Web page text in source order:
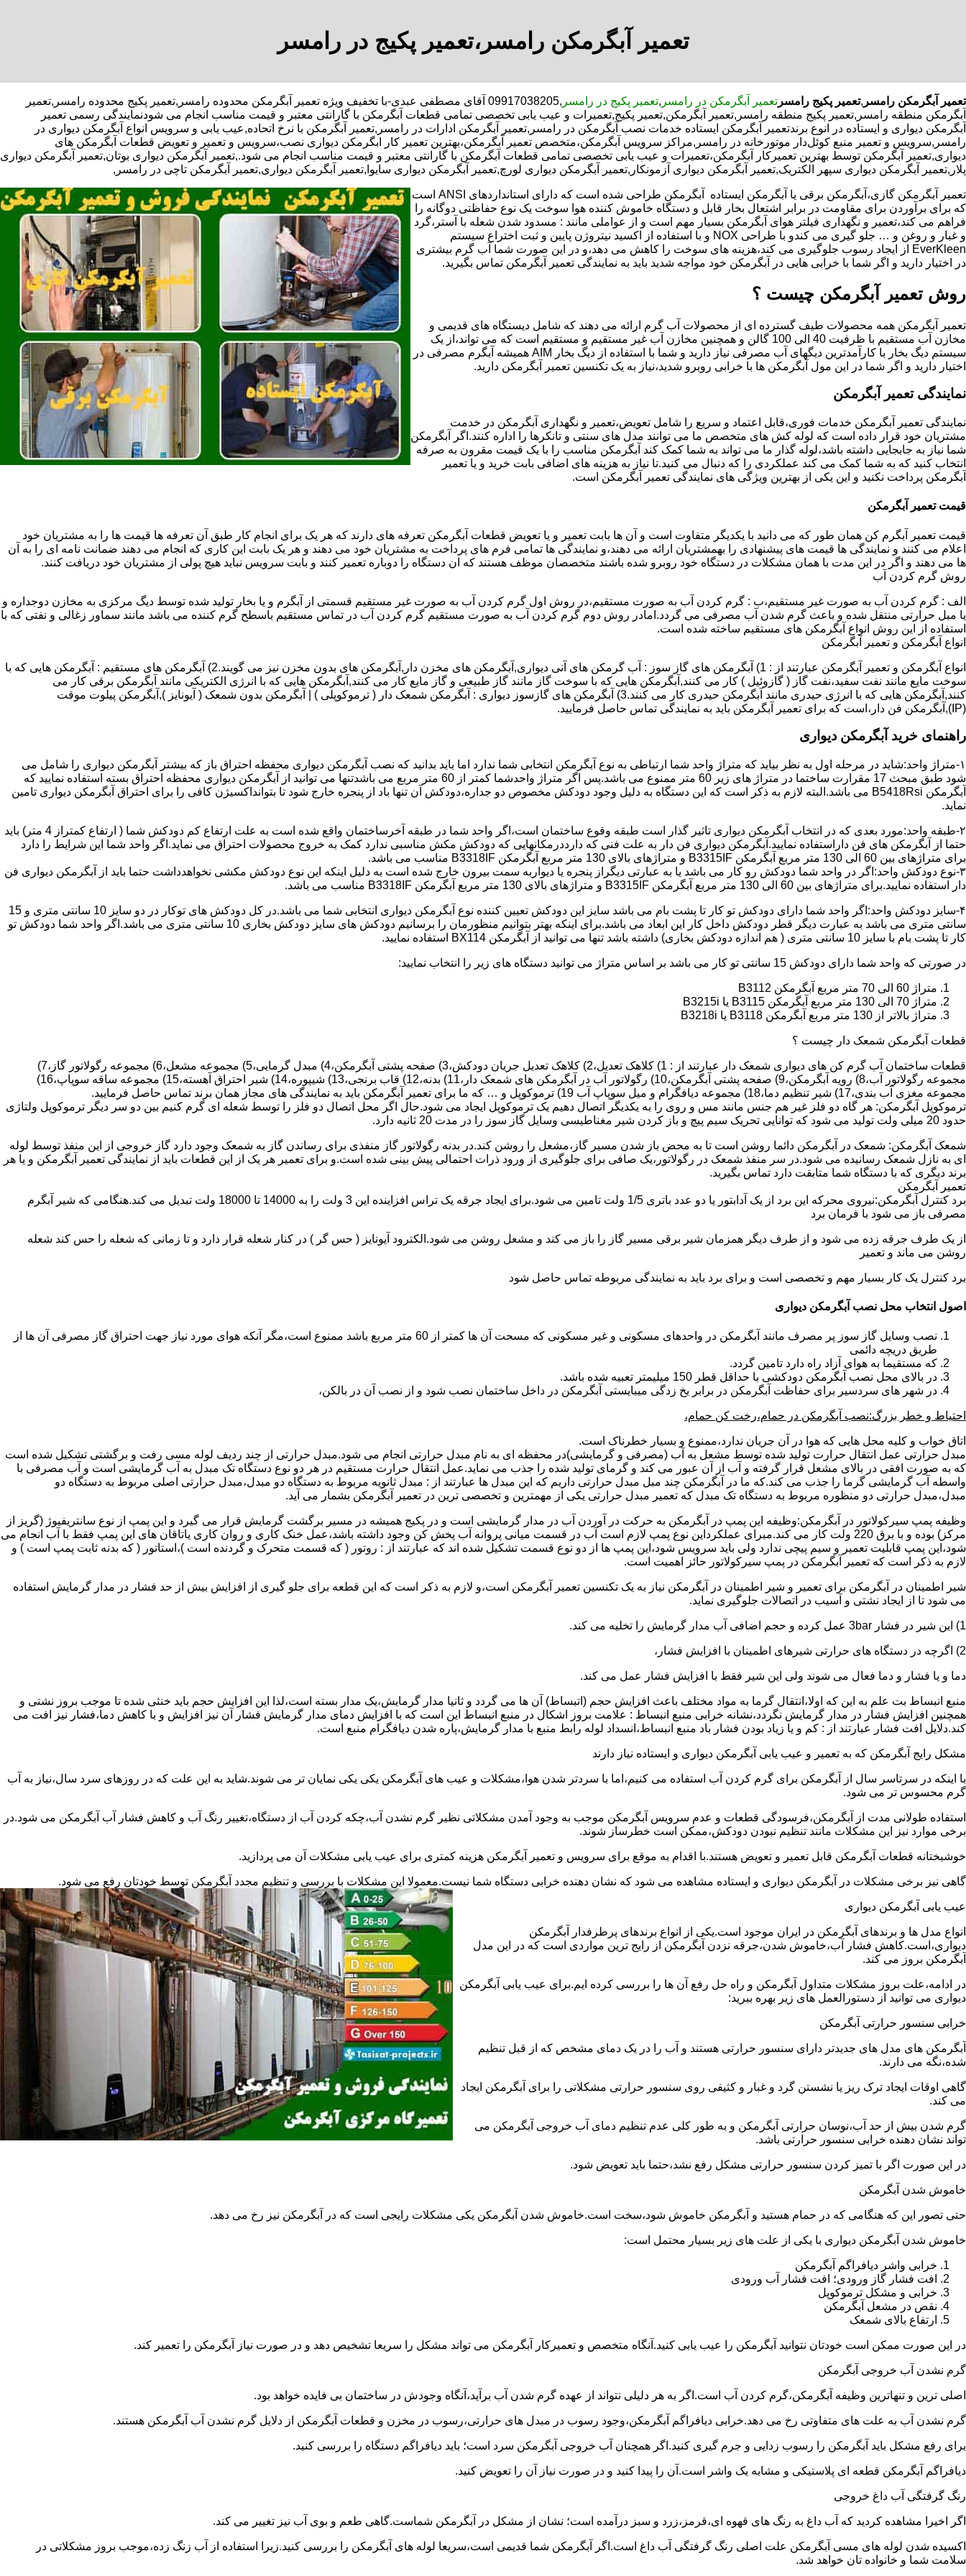
تعمیر آبگرمکن رامسر،تعمیر پکیج در رامسر
تعمیر آبگرمکن رامسر ,تعمیر پکیج رامسر تعمیر آبگرمکن در رامسر ,تعمیر پکیج در رامسر
,09917038205 آقای مصطفی عبدی-با تخفیف ویژه تعمیر آبگرمکن محدوده رامسر,تعمیر پکیج محدوده رامسر,تعمیر
آبگرمکن منطقه رامسر,تعمیر پکیج منطقه رامسر,تعمیر آبگرمکن,تعمیر پکیج,تعمیرات و عیب یابی تخصصی تمامی قطعات آبگرمکن با گارانتی معتبر و قیمت مناسب انجام می شودنمایندگی رسمی تعمیر
آبگرمکن دیواری و ایستاده در انوع برندتعمیر آبگرمکن ایستاده خدمات نصب آبگرمکن در رامسر,تعمیر آبگرمکن ادارات در رامسر,تعمیر آبگرمکن با نرخ اتحاده,عیب یابی و سرویس انواع آبگرمکن دیواری در
رامسر,سرویس و تعمیر منبع کوئل‌دار موتورخانه در رامسر,مراکز سرویس آبگرمکن،متخصص تعمیر آبگرمکن،بهترین تعمیر کار ابگرمکن دیواری نصب،سرویس و تعمیر و تعویض قطعات آبگرمکن های
دیواری,تعمیر آبگرمکن توسط بهترین تعمیرکار آبگرمکن،تعمیرات و عیب یابی تخصصی تمامی قطعات آبگرمکن با گارانتی معتبر و قیمت مناسب انجام می شود.,تعمیر آبگرمکن دیواری بوتان,تعمیر آبگرمکن دیواری
پلار,تعمیر آبگرمکن دیواری سپهر الکتریک,تعمیر آبگرمکن دیواری آزمونکار,تعمیر آبگرمکن دیواری لورچ,تعمیر آبگرمکن دیواری سایوا,تعمیر آبگرمکن دیواری,تعمیر آبگرمکن تاچی در رامسر,
تعمیر آبگرمکن گازی،آبگرمکن برقی یا آبگرمکن ایستاده ​ آبگرمکن طراحی شده است که دارای استانداردهای ANSI است
که برای برآوردن برای مقاومت در برابر اشتعال بخار قابل و دستگاه خاموش کننده هوا سوخت یک نوع حفاظتی دوگانه را
فراهم می کند،تعمیر و نگهداری فیلتر هوای آبگرمکن بسیار مهم است و از عواملی مانند : مسدود شدن شعله با آستر،گرد
و غبار و روغن و … جلو گیری می کندو با طراحی NOX و با استفاده از اکسید نیتروژن پایین و ثبت اختراع سیستم
EverKleen از ایجاد رسوب جلوگیری می کند،هزینه های سوخت را کاهش می دهد،و در این صورت شما آب گرم بیشتری
در اختیار دارید و اگر شما با خرابی هایی در آبگرمکن خود مواجه شدید باید به نمایندگی تعمیر آبگرمکن تماس بگیرید.
روش تعمیر آبگرمکن چیست ؟
تعمیر آبگرمکن همه محصولات طیف گسترده ای از محصولات آب گرم ارائه می دهند که شامل دیستگاه های قدیمی و
مخازن آب مستقیم با ظرفیت 40 الی 100 گالن و همچنین مخازن آب غیر مستقیم و مستقیم است که می تواند،از یک
سیستم دیگ بخار با کارآمدترین دیگهای آب مصرفی نیاز دارید و شما با استفاده از دیگ بخار AIM همیشه آبگرم مصرفی در
اختیار دارید و اگر شما در این مول آبگرمکن ها با خرابی روبرو شدید،نیاز به یک تکنسین تعمیر آبگرمکن دارید.
نمایندگی تعمیر آبگرمکن
نمایندگی تعمیر آبگرمکن خدمات فوری،قابل اعتماد و سریع را شامل تعویض،تعمیر و نگهداری آبگرمکن در خدمت
مشتریان خود قرار داده است که لوله کش های متخصص ما می توانند مدل های سنتی و تانکرها را اداره کنند.اگر آبگرمکن
شما نیاز به جابجایی داشته باشد،لوله گذار ما می تواند به شما کمک کند آبگرمکن مناسب را با یک قیمت مقرون به صرفه
انتخاب کنید که به شما کمک می کند عملکردی را که دنبال می کنید.تا نیاز به هزینه های اضافی بابت خرید و یا تعمیر
آبگرمکن پرداخت نکنید و این یکی از بهترین ویژگی های نمایندگی تعمیر آبگرمکن است.
قیمت تعمیر آبگرمکن
قیمت تعمیر آبگرم کن همان طور که می دانید با یکدیگر متفاوت است و آن ها بابت تعمیر و یا تعویض قطعات آبگرمکن تعرفه های دارند که هر یک برای انجام کار طبق آن تعرفه ها قیمت ها را به مشتریان خود
اعلام می کنند و نمایندگی ها قیمت های پیشنهادی را بهمشتریان ارائه می دهند،و نمایندگی ها تمامی فرم های پرداخت به مشتریان خود می دهند و هر یک بابت این کاری که انجام می دهند ضمانت نامه ای را به آن
ها می دهند و اگر در این مدت با همان مشکلات در دستگاه خود روبرو شده باشند متخصصان موظف هستند که ان دستگاه را دوباره تعمیر کنند و بابت سرویس نباید هیچ پولی از مشتریان خود دریافت کنند.
روش گرم کردن آب
الف : گرم کردن آب به صورت غیر مستقیم،ب : گرم کردن آب به صورت مستقیم،در روش اول گرم کردن آب به صورت غیر مستقیم قسمتی از آبگرم و یا بخار تولید شده توسط دیگ مرکزی به مخازن دوجداره و
یا مبل حرارتی منتقل شده و باعث گرم شدن آب مصرفی می گردد.امادر روش دوم گرم کردن آب به صورت مستقیم گرم کردن آب در تماس مستقیم باسطح گرم کننده می باشد مانند سماور زغالی و نفتی که با
استفاده از این روش انواع آبگرمکن های مستقیم ساخته شده است.
انواع آبگرمکن و تعمیر آبگرمکن
انواع آبگرمکن و تعمیر آبگرمکن عبارتند از : 1) آبگرمکن های گاز سوز : آب گرمکن های آنی دیواری,آبگرمکن های مخزن دار,آبگرمکن های بدون مخزن نیز می گویند.2) آبگرمکن های مستقیم : آبگرمکن هایی که با
سوخت مایع مانند نفت سفید،نفت گاز ( گازوئیل ) کار می کنند,آبگرمکن هایی که با سوخت گاز مانند گاز طبیعی و گاز مایع کار می کنند,آبگرمکن هایی که با انرژی الکتریکی مانند آبگرمکن برقی کار می
کنند,آبگرمکن هایی که با انرژی حیدری مانند آبگرمکن حیدری کار می کنند.3) آبگرمکن های گازسوز دیواری : آبگرمکن شمعک دار ( ترموکوپلی ) | آبگرمکن بدون شمعک ( آیونایز ),آبگرمکن پیلوت موقت
(IP),آبگرمکن فن دار،است که برای تعمیر آبگرمکن باید به نمایندگی تماس حاصل فرمایید.
راهنمای خرید آبگرمکن دیواری
۱-متراژ واحد:شاید در مرحله اول به نظر بیاید که متراژ واحد شما ارتباطی به نوع آبگرمکن انتخابی شما ندارد اما باید بدانید که نصب آبگرمکن دیواری محفظه احتراق باز که بیشتر آبگرمکن دیواری را شامل می
شود طبق مبحث 17 مقرارت ساختما در متراژ های زیر 60 متر ممنوع می باشد.پس اگر متراژ واحدشما کمتر از 60 متر مربع می باشدتنها می توانید از آبگرمکن دیواری محفظه احتراق بسته استفاده نمایید که
آبگرمکن B5418Rsi می باشد.البته لازم به ذکر است که این دستگاه به دلیل وجود دودکش مخصوص دو جداره،دودکش آن تنها باد از پنجره خارج شود تا بتوانداکسیژن کافی را برای احتراق آبگرمکن دیواری تامین
نماید.
۲-طبقه واحد:مورد بعدی که در انتخاب آبگرمکن دیواری تاثیر گذار است طبقه وقوع ساختمان است،اگر واحد شما در طبقه آخرساختمان واقع شده است به علت ارتفاع کم دودکش شما ( ارتفاع کمتراز 4 متر) باید
حتما از آبگرمکن های فن داراستفاده نمایید.آبگرمکن دیواری فن دار به علت فنی که دارددرمکانهایی که دودکش مکش مناسبی ندارد کمک به خروج محصولات احتراق می نماید.اگر واحد شما این شرایط را دارد
برای متراژهای بین 60 الی 130 متر مربع آبگرمکن B3315IF و متراژهای بالای 130 متر مربع آبگرمکن B3318IF مناسب می باشد.
۳-نوع دودکش واحد:اگر در واحد شما دودکش رو کار می باشد یا به عبارتی دیگراز پنجره یا دیواربه سمت بیرون خارج شده است به دلیل اینکه این نوع دودکش مکشی نخواهدداشت حتما باید از آبگرمکن دیواری فن
دار استفاده نمایید.برای متراژهای بین 60 الی 130 متر مربع آبگرمکن B3315IF و متراژهای بالای 130 متر مربع آبگرمکن B3318IF مناسب می باشد.
۴-سایز دودکش واحد:اگر واحد شما دارای دودکش تو کار تا پشت بام می باشد سایز این دودکش تعیین کننده نوع آبگرمکن دیواری انتخابی شما می باشد.در کل دودکش های توکار در دو سایز 10 سانتی متری و 15
سانتی متری می باشد به عبارت دیگر قطر دودکش داخل کار این ابعاد می باشد.برای اینکه بهتر بتوانیم منظورمان را برسانیم دودکش های سایز دودکش بخاری 10 سانتی متری می باشد.اگر واحد شما دودکش تو
کار تا پشت بام با سایز 10 سانتی متری ( هم اندازه دودکش بخاری) داشته باشد تنها می توانید از آبگرمکن BX114 استفاده نمایید.
در صورتی که واحد شما دارای دودکش 15 سانتی تو کار می باشد بر اساس متراژ می توانید دستگاه های زیر را انتخاب نمایید:
متراژ 60 الی 70 متر مربع آبگرمکن B3112
متراژ 70 الی 130 متر مربع آبگرمکن B3115 یا B3215i
متراژ بالاتر از 130 متر مربع آبگرمکن B3118 یا B3218i
قطعات آبگرمکن شمعک دار چیست ؟
قطعات ساختمان آب گرم کن های دیواری شمعک دار عبارتند از : 1) کلاهک تعدیل،2) کلاهک تعدیل جریان دودکش،3) صفحه پشتی آبگرمکن،4) مبدل گرمایی،5) مجموعه مشعل،6) مجموعه رگولاتور گاز،7)
مجموعه رگولاتور آب،8) رویه آبگرمکن،9) صفحه پشتی آبگرمکن،10) رگولاتور آب در آبگرمکن های شمعک دار،11) بدنه،12) قاب برنجی،13) شیپوره،14) شیر احتراق آهسته،15) مجموعه ساقه سوپاپ،16)
مجموعه مغزی آب بندی،17) شیر تنظیم دما،18) مجموعه دیافگرام و میل سوپاپ آب 19) ترموکوپل و … که ما برای تعمیر آبگرمکن باید به نمایندگی های مجاز همان برند تماس حاصل فرمایید.
ترموکوپل آبگرمکن: هر گاه دو فلز غیر هم جنس مانند مس و روی را به یکدیگر اتصال دهیم یک ترموکوپل ایجاد می شود.حال اگر محل اتصال دو فلز را توسط شعله ای گرم کنیم بین دو سر دیگر ترموکوپل ولتاژی
حدود 20 میلی ولت تولید می شود که توانایی تحریک سیم پیچ و باز کردن شیر مغناطیسی وسایل گاز سوز را در مدت 20 ثانیه دارد.
شمعک آبگرمکن: شمعک در آبگرمکن دائما روشن است تا به محض باز شدن مسیر گاز،مشعل را روشن کند.در بدنه رگولاتور گاز منفذی برای رساندن گاز به شمعک وجود دارد گاز خروجی از این منفذ توسط لوله
ای به نازل شمعک رسانیده می شود.در سر منفذ شمعک در رگولاتور،یک صافی برای جلوگیری از ورود ذرات احتمالی پیش بینی شده است.و برای تعمیر هر یک از این قطعات باید از نمایندگی تعمیر آبگرمکن و یا هر
برند دیگری که با دستگاه شما متابقت دارد تماس بگیرید.
تعمیر آبگرمکن
برد کنترل آبگرمکن:نیروی محرکه این برد از یک آدابتور یا دو عدد باتری 1/5 ولت تامین می شود.برای ایجاد جرقه یک تراس افزاینده این 3 ولت را به 14000 تا 18000 ولت تبدیل می کند.هنگامی که شیر آبگرم
مصرفی باز می شود با فرمان برد
از یک طرف جرقه زده می شود و از طرف دیگر همزمان شیر برقی مسیر گاز را باز می کند و مشعل روشن می شود.الکترود آیونایز ( حس گر ) در کنار شعله قرار دارد و تا زمانی که شعله را حس کند شعله
روشن می ماند و تعمیر
برد کنترل یک کار بسیار مهم و تخصصی است و برای برد باید به نمایندگی مربوطه تماس حاصل شود
اصول انتخاب محل نصب آبگرمکن دیواری
نصب وسایل گاز سوز پر مصرف مانند آبگرمکن در واحدهای مسکونی و غیر مسکونی که مسحت آن ها کمتر از 60 متر مربع باشد ممنوع است،مگر آنکه هوای مورد نیاز جهت احتراق گاز مصرفی آن ها از
طریق دریچه دائمی
که مستقیما به هوای آزاد راه دارد تامین گردد.
در بالای محل نصب آبگرمکن دودکشی با حداقل قطر 150 میلیمتر تعبیه شده باشد.
در شهر های سردسیر برای حفاظت آبگرمکن در برابر یخ زدگی میبایستی آبگرمکن در داخل ساختمان نصب شود و از نصب آن در بالکن،
احتیاط و خطر بزرگ:نصب آبگرمکن در حمام،رخت کن حمام،
اتاق خواب و کلیه محل هایی که هوا در آن جریان ندارد،ممنوع و بسیار خطرناک است.
مبدل حرارتی عمل انتقال حرارت تولید شده توسط مشعل به آب (مصرفی و گرمایشی)در محفظه ای به نام مبدل حرارتی انجام می شود.مبدل حرارتی از چند ردیف لوله مسی رفت و برگشتی تشکیل شده است
که به صورت افقی در بالای مشعل قرار گرفته و آب از آن عبور می کند و گرمای تولید شده را جذب می نماید.عمل انتقال حرارت مستقیم در هر دو نوع دستگاه تک مبدل به آب گرمایشی است و آب مصرفی با
واسطه آب گرمایشی گرما را جذب می کند.که ما در آبگرمکن چند مبل مبدل حرارتی داریم که این مبدل ها عبارتند از : مبدل ثانویه مربوط به دستگاه دو مبدل،مبدل حرارتی اصلی مربوط به دستگاه دو
مبدل،مبدل حرارتی دو منظوره مربوط به دستگاه تک مبدل که تعمیر مبدل حرارتی یکی از مهمترین و تخصصی ترین در تعمیر آبگرمکن بشمار می آید.
وظیفه پمپ سیرکولاتور در آبگرمکن:وظیفه این پمپ در آبگرمکن به حرکت در آوردن آب در مدار گرمایشی است و در پکیج همیشه در مسیر برگشت گرمایش قرار می گیرد و این پمپ از نوع سانتریفیوژ (گریز از
مرکز) بوده و با برق 220 ولت کار می کند.مبرای عملکرداین نوع پمپ لازم است آب در قسمت میانی پروانه آب پخش کن وجود داشته باشد،عمل خنک کاری و روان کاری یاتاقان های این پمپ فقط با آب انجام می
شود،این پمپ قابلیت تعمیر و سیم پیچی ندارد ولی باید سرویس شود،این پمپ ها از دو نوع قسمت تشکیل شده اند که عبارتند از : روتور ( که قسمت متحرک و گردنده است )،استاتور ( که بدنه ثابت پمپ است ) و
لازم به ذکر است که تعمیر آبگرمکن در پمپ سیرکولاتور حائز اهمیت است.
شیر اطمینان در آبگرمکن برای تعمیر و شیر اطمینان در آبگرمکن نیاز به یک تکنسین تعمیر آبگرمکن است،و لازم به ذکر است که این قطعه برای جلو گیری از افزایش بیش از حد فشار در مدار گرمایش استفاده
می شود تا از ایجاد نشتی و آسیب در اتصالات جلوگیری نماید.
1) این شیر در فشار 3bar عمل کرده و حجم اضافی آب مدار گرمایش را تخلیه می کند.
2) اگرچه در دستگاه های حرارتی شیرهای اطمینان با افزایش فشار،
دما و یا فشار و دما فعال می شوند ولی این شیر فقط با افزایش فشار عمل می کند.
منبع انبساط بت علم به این که اولا،انتقال گرما به مواد مختلف باعث افزایش حجم (اتبساط) آن ها می گردد و ثانیا مدار گرمایش،یک مدار بسته است،لذا این افزایش حجم باید خنثی شده تا موجب بروز نشتی و
همچنین افزایش فشار در مدار گرمایش نگردد،نشانه خرابی منبع انبساط : علامت بروز اشکال در منبع انبساط این است که با افزایش دمای مدار گرمایش فشار آن نیز افزایش و با کاهش دما،فشار نیز افت می
کند.دلایل افت فشار عبارتند از : کم و یا زیاد بودن فشار باد منبع انبساط،انسداد لوله رابط منبع با مدار گرمایش،پاره شدن دیافگرام منبع است.
مشکل رایج آبگرمکن که به تعمیر و عیب یابی آبگرمکن دیواری و ایستاده نیاز دارند
با اینکه در سرتاسر سال از آبگرمکن برای گرم کردن آب استفاده می کنیم،اما با سردتر شدن هوا،مشکلات و عیب های آبگرمکن یکی یکی نمایان تر می شوند.شاید به این علت که در روزهای سرد سال،نیاز به آب
گرم محسوس تر می شود.
استفاده طولانی مدت از آبگرمکن،فرسودگی قطعات و عدم سرویس آبگرمکن موجب به وجود آمدن مشکلاتی نظیر گرم نشدن آب،چکه کردن آب از دستگاه،تغییر رنگ آب و کاهش فشار آب آبگرمکن می شود.در
برخی موارد نیز این مشکلات مانند تنظیم نبودن دودکش،ممکن است خطرساز شوند.
خوشبختانه قطعات آبگرمکن قابل تعمیر و تعویض هستند.با اقدام به موقع برای سرویس و تعمیر آبگرمکن هزینه کمتری برای عیب یابی مشکلات آن می پردازید.
گاهی نیز برخی مشکلات در آبگرمکن دیواری و ایستاده مشاهده می شود که نشان دهنده خرابی دستگاه شما نیست.معمولا این مشکلات با بررسی و تنظیم مجدد آبگرمکن توسط خودتان رفع می شود.
عیب یابی آبگرمکن دیواری
انواع مدل ها و برندهای آبگرمکن در ایران موجود است.یکی از انواع برندهای پرطرفدار آبگرمکن
دیواری،است.کاهش فشار آب،خاموش شدن،جرقه نزدن آبگرمکن از رایج ترین مواردی است که در این مدل
آبگرمکن بروز می کند.
در ادامه،علت بروز مشکلات متداول آبگرمکن و راه حل رفع آن ها را بررسی کرده ایم.برای عیب یابی آبگرمکن
دیواری می توانید از دستورالعمل های زیر بهره ببرید:
خرابی سنسور حرارتی آبگرمکن
آبگرمکن های مدل های جدیدتر دارای سنسور حرارتی هستند و آب را در یک دمای مشخص که از قبل تنظیم
شده،نگه می دارند.
گاهی اوقات ایجاد ترک ریز یا نشستن گرد و غبار و کثیفی روی سنسور حرارتی مشکلاتی را برای آبگرمکن ایجاد
می کند.
گرم شدن بیش از حد آب،نوسان حرارتی آبگرمکن و به طور کلی عدم تنظیم دمای آب خروجی آبگرمکن می
تواند نشان دهنده خرابی سنسور حرارتی باشد.
در این صورت اگر با تمیز کردن سنسور حرارتی مشکل رفع نشد،حتما باید تعویض شود.
خاموش شدن آبگرمکن
حتی تصور این که هنگامی که در حمام هستید و آبگرمکن خاموش شود،سخت است.خاموش شدن آبگرمکن یکی مشکلات رایجی است که در آبگرمکن نیز رخ می دهد.
خاموش شدن آبگرمکن دیواری با یکی از علت های زیر بسیار محتمل است:
خرابی واشر دیافراگم آبگرمکن
افت فشار گاز ورودی؛ افت فشار آب ورودی
خرابی و مشکل ترموکوپل
نقص در مشعل آبگرمکن
ارتفاع بالای شمعک
در این صورت ممکن است خودتان نتوانید آبگرمکن را عیب یابی کنید.آنگاه متخصص و تعمیرکار آبگرمکن می تواند مشکل را سریعا تشخیص دهد و در صورت نیاز آبگرمکن را تعمیر کند.
گرم نشدن آب خروجی آبگرمکن
اصلی ترین و تنهاترین وظیفه آبگرمکن،گرم کردن آب است.اگر به هر دلیلی نتواند از عهده گرم شدن آب برآید،آنگاه وجودش در ساختمان بی فایده خواهد بود.
گرم نشدن آب به علت های متفاوتی رخ می دهد.خرابی دیافراگم آبگرمکن،وجود رسوب در مبدل های حرارتی،رسوب در مخزن و قطعات آبگرمکن از دلایل گرم نشدن آب آبگرمکن هستند.
برای رفع مشکل باید آبگرمکن را رسوب زدایی و جرم گیری کنید.اگر همچنان آب خروجی آبگرمکن سرد است؛ باید دیافراگم دستگاه را بررسی کنید.
دیافراگم آبگرمکن قطعه ای پلاستیکی و مشابه یک واشر است.آن را پیدا کنید و در صورت نیاز آن را تعویض کنید.
رنگ گرفتگی آب داغ خروجی
اگر اخیرا مشاهده کردید که آب داغ به رنگ های قهوه ای،قرمز،زرد و سبز درآمده است؛ نشان از مشکل در آبگرمکن شماست.گاهی طعم و بوی آب نیز تغییر می کند.
اکسیده شدن لوله های مسی آبگرمکن علت اصلی رنگ گرفتگی آب داغ است.اگر آبگرمکن شما قدیمی است،سریعا لوله های آبگرمکن را بررسی کنید.زیرا استفاده از آب زنگ زده،موجب بروز مشکلاتی در
سلامت شما و خانواده تان خواهد شد.